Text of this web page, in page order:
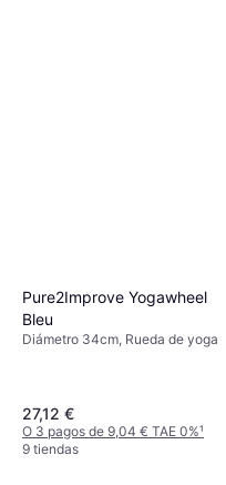
Pure2Improve Yogawheel
Bleu
Diámetro 34cm, Rueda de yoga
27,12 €
O 3 pagos de 9,04 € TAE 0%¹
9 tiendas